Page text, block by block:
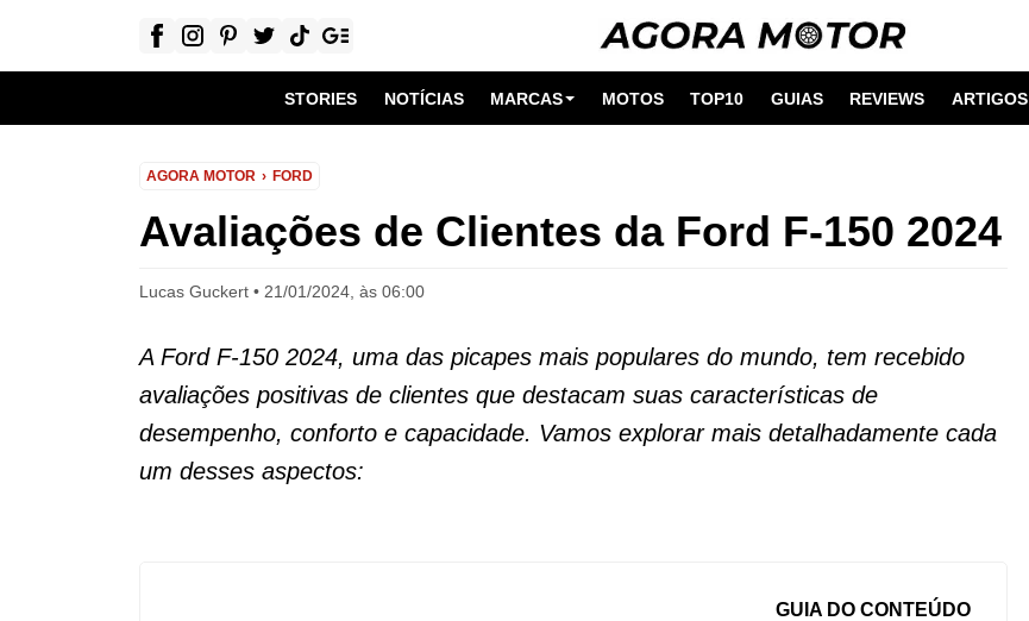
STORIES NOTÍCIAS MARCAS MOTOS TOP10 GUIAS REVIEWS ARTIGOS
AGORA MOTOR FORD
Avaliações de Clientes da Ford F-150 2024
Lucas Guckert 21/01/2024, às 06:00
A Ford F-150 2024, uma das picapes mais populares do mundo, tem recebido
avaliações positivas de clientes que destacam suas características de
desempenho, conforto e capacidade. Vamos explorar mais detalhadamente cada
um desses aspectos:
GUIA DO CONTEÚDO